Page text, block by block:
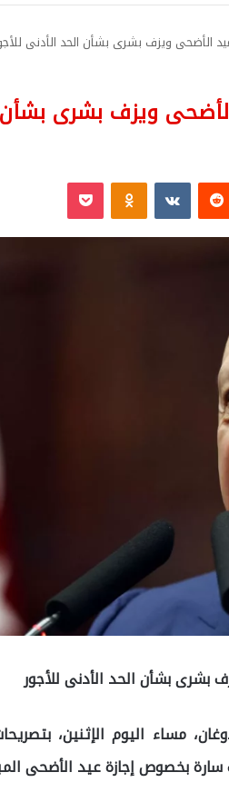
الأضحى ويزف بشرى بشأن الحد الأدنى
ويزف بشرى بشأن
Odnoklassniki
‫Pocket
بشرى بشأن الحد الأدنى للأجور
مساء اليوم الإثنين،
بخصوص إجازة عيد الأضحى